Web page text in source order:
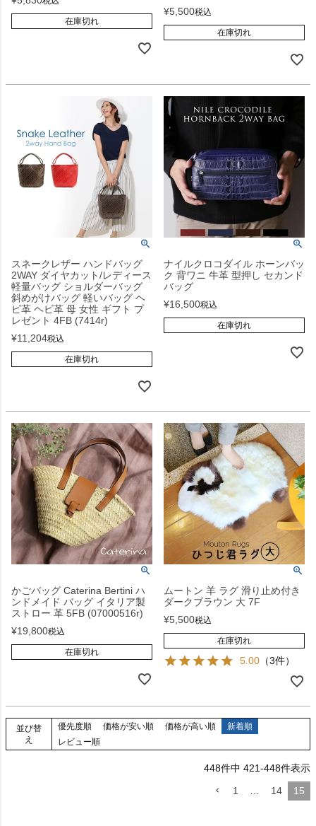
在庫切れ
¥5,500税込
在庫切れ
スネークレザー ハンドバッグ
2WAY ダイヤカット/レディース
軽量バッグ ショルダーバッグ
斜めがけバッグ 軽いバッグ ヘ
ビ革 ヘビ革 母 女性 ギフト プ
レゼント 4FB (7414r)
¥11,204税込
在庫切れ
ナイルクロコダイル ホーンバッ
ク 背ワニ 牛革 型押し セカンド
バッグ
¥16,500税込
在庫切れ
かごバッグ Caterina Bertini ハ
ンドメイド バッグ イタリア製
ストロー 革 5FB (07000516r)
¥19,800税込
在庫切れ
ムートン 羊 ラグ 滑り止め付き
ダークブラウン 大 7F
¥5,500税込
在庫切れ
5.00 （3件）
並び替
え
優先度順 価格が安い順 価格が高い順
新着順
レビュー順
448件中 421-448件表示
1
14 15